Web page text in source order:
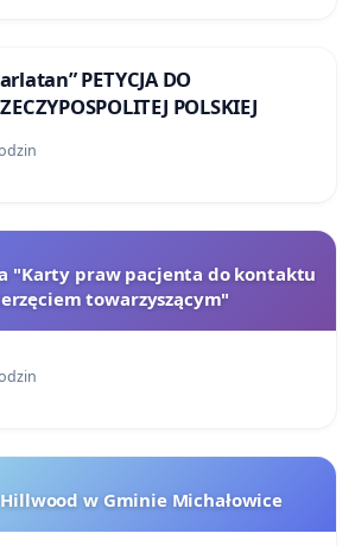
PETYCJA DO
POLSKIEJ
"Karty praw pacjenta do kontaktu
towarzyszącym"
w Gminie Michałowice